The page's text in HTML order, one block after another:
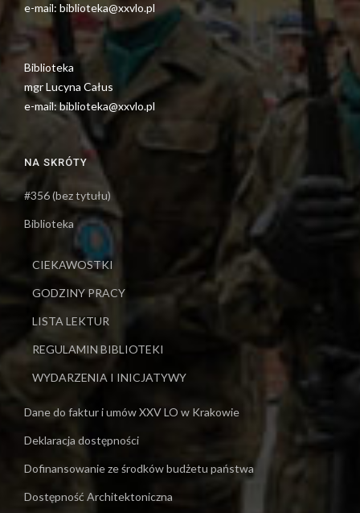
e-mail: biblioteka@xxvlo.pl
Biblioteka
mgr Lucyna Całus
e-mail: biblioteka@xxvlo.pl
NA SKRÓTY
#356 (bez tytułu)
Biblioteka
CIEKAWOSTKI
GODZINY PRACY
LISTA LEKTUR
REGULAMIN BIBLIOTEKI
WYDARZENIA I INICJATYWY
Dane do faktur i umów XXV LO w Krakowie
Deklaracja dostępności
Dofinansowanie ze środków budżetu państwa
Dostępność Architektoniczna